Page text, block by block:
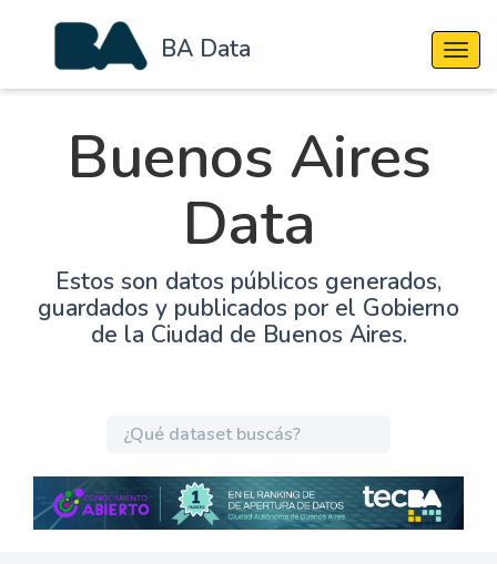
BA Data
Buenos Aires
Data
Estos son datos públicos generados,
guardados y publicados por el Gobierno
de la Ciudad de Buenos Aires.